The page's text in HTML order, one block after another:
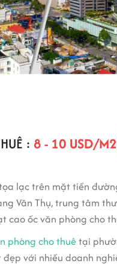
: 8 - 10 USD/M2
lạc trên mặt tiền
Văn Thụ, trung tâm
ốc văn phòng cho
phòng cho thuêtại
với nhiều doanh